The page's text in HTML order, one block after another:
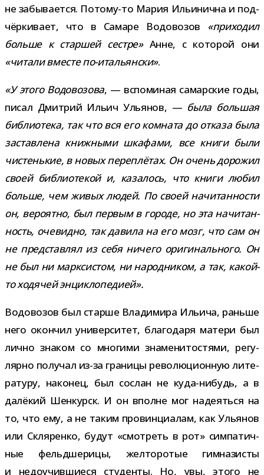
не забы­ва­ется. Потому-​то Мария Ильинична и под­
чёр­ки­вает, что в Самаре Водовозов «при­хо­дил
больше к стар­шей сестре»Анне, с кото­рой они
«читали вме­сте по-​итальянски».
«У этого Водовозова, — вспо­ми­ная самар­ские годы,
писал Дмитрий Ильич Ульянов, — была боль­шая
биб­лио­тека, так что вся его ком­ната до отказа была
застав­лена книж­ными шка­фами, все книги были
чистень­кие, в новых пере­плё­тах. Он очень доро­жил
своей биб­лио­те­кой и, каза­лось, что книги любил
больше, чем живых людей. По своей начи­тан­но­сти
он, веро­ятно, был пер­вым в городе, но эта начи­тан­
ность, оче­видно, так давила на его мозг, что сам он
не пред­став­лял из себя ничего ори­ги­наль­ного. Он
не был ни марк­си­стом, ни народ­ни­ком, а так, какой-​
то ходя­чей энциклопедией».
Водовозов был старше Владимира Ильича, раньше
него окон­чил уни­вер­си­тет, бла­го­даря матери был
лично зна­ком со мно­гими зна­ме­ни­то­стями, регу­
лярно полу­чал из-​за гра­ницы рево­лю­ци­он­ную лите­
ра­туру, нако­нец, был сослан не куда-​нибудь, а в
далё­кий Шенкурск. И он вполне мог наде­яться на
то, что ему, а не таким про­вин­ци­а­лам, как Ульянов
или Скляренко, будут «смот­реть в рот» сим­па­тич­
ные фельд­ше­рицы, жел­то­ро­тые гим­на­зи­сты
и недо­учив­ши­еся сту­денты. Но, увы, этого не